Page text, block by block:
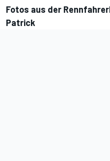
Fotos aus der
Patrick